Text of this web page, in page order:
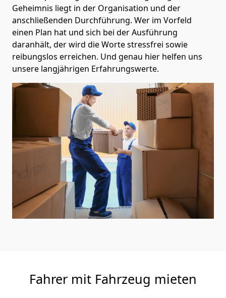
Geheimnis liegt in der Organisation und der
anschließenden Durchführung. Wer im Vorfeld
einen Plan hat und sich bei der Ausführung
daranhält, der wird die Worte stressfrei sowie
reibungslos erreichen. Und genau hier helfen uns
unsere langjährigen Erfahrungswerte.
Fahrer mit Fahrzeug mieten